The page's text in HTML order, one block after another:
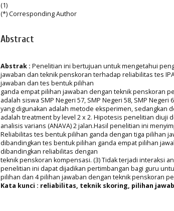
(1)
(*) Corresponding Author
Abstract
Abstrak : Penelitian ini bertujuan untuk mengetahui
jawaban dan teknik penskoran terhadap reliabilitas tes
jawaban dan tes bentuk pilihan
ganda empat pilihan jawaban dengan teknik penskoran
adalah siswa SMP Negeri 57, SMP Negeri 58, SMP Negeri
yang digunakan adalah metode eksperimen, sedangkan
adalah treatment by level 2 x 2. Hipotesis penelitian diuji
analisis varians (ANAVA) 2 jalan.Hasil penelitian ini
Reliabilitas tes bentuk pilihan ganda dengan tiga pilihan
dibandingkan tes bentuk pilihan ganda empat pilihan
dibandingkan reliabilitas dengan
teknik penskoran kompensasi. (3) Tidak terjadi interaksi
penelitian ini dapat dijadikan pertimbangan bagi guru
pilihan dan 4 pilihan jawaban dengan teknik penskoran
Kata kunci : reliabilitas, teknik skoring, pilihan